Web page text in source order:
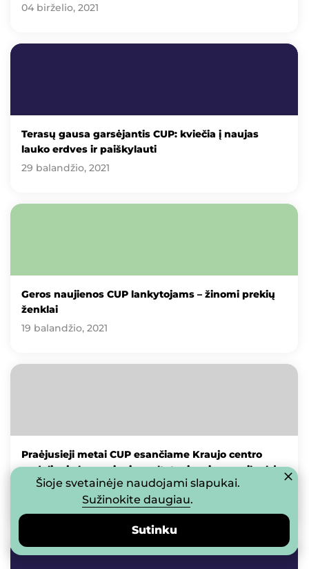
04 birželio, 2021
Terasų gausa garsėjantis CUP: kviečia į naujas
lauko erdves ir paiškylauti
29 balandžio, 2021
Geros naujienos CUP lankytojams – žinomi prekių
ženklai
19 balandžio, 2021
Praėjusieji metai CUP esančiame Kraujo centro
padalinyje buvo vieni rezultatyviausių – apsilankė
15 168 donorai
09 balandžio, 2021
Šioje svetainėje naudojami slapukai.
Sužinokite daugiau.
Sutinku